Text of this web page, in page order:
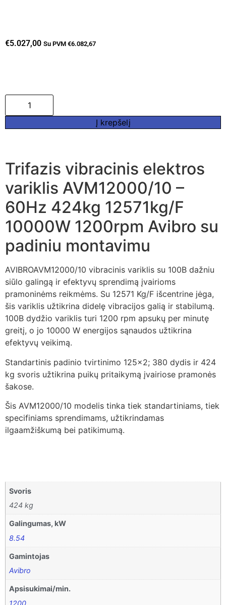
€5.027,00 Su PVM €6.082,67
Į krepšelį
Trifazis vibracinis elektros
variklis AVM12000/10 –
60Hz 424kg 12571kg/F
10000W 1200rpm Avibro su
padiniu montavimu
AVIBROAVM12000/10 vibracinis variklis su 100B dažniu
siūlo galingą ir efektyvų sprendimą įvairioms
pramoninėms reikmėms. Su 12571 Kg/F išcentrine jėga,
šis variklis užtikrina didelę vibracijos galią ir stabilumą.
100B dydžio variklis turi 1200 rpm apsukų per minutę
greitį, o jo 10000 W energijos sąnaudos užtikrina
efektyvų veikimą.
Standartinis padinio tvirtinimo 125×2; 380 dydis ir 424
kg svoris užtikrina puikų pritaikymą įvairiose pramonės
šakose.
Šis AVM12000/10 modelis tinka tiek standartiniams, tiek
specifiniams sprendimams, užtikrindamas
ilgaamžiškumą bei patikimumą.
Svoris
424 kg
Galingumas, kW
8.54
Gamintojas
Avibro
Apsisukimai/min.
1200